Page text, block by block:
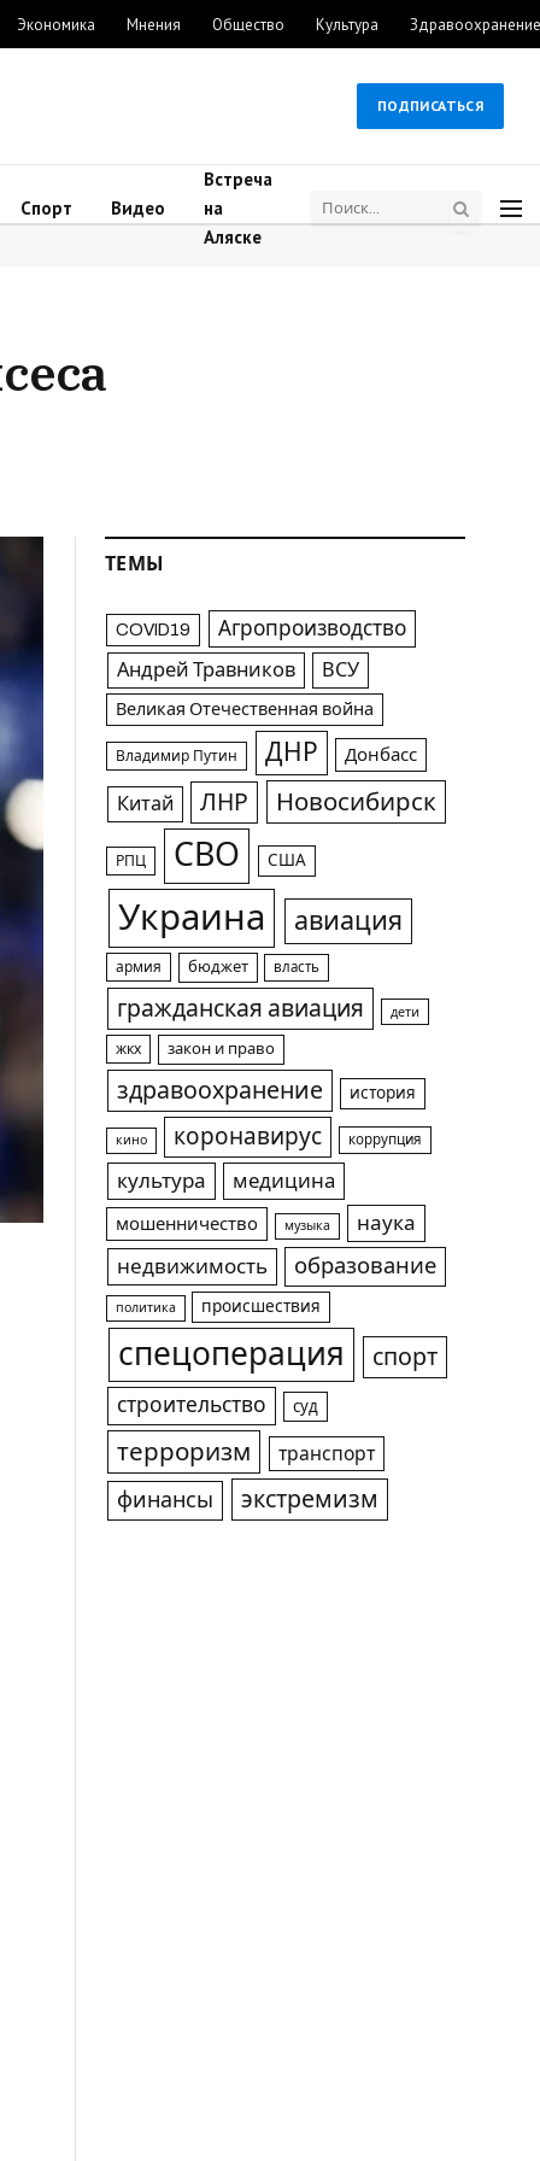
Экономика Мнения Общество Культура Здравоохранение
ПОДПИСАТЬСЯ
Спорт Видео
Встреча
на
Аляске
ТЕМЫ
COVID19 Агропроизводство
Андрей Травников ВСУ
Великая Отечественная война
Владимир Путин ДНР Донбасс
Китай ЛНР Новосибирск
РПЦ СВО США
Украина авиация
армия бюджет власть
гражданская авиация дети
жкх закон и право
здравоохранение история
кино коронавирус коррупция
культура медицина
мошенничество музыка
наука
недвижимость
образование
политика происшествия
спецоперация спорт
строительство суд
терроризм транспорт
финансы экстремизм